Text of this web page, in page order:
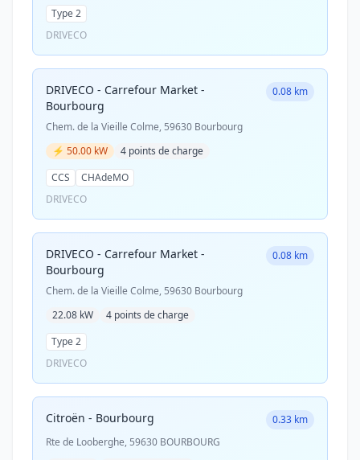
Type 2
DRIVECO
DRIVECO - Carrefour Market -
Bourbourg
0.08 km
Chem. de la Vieille Colme, 59630 Bourbourg
⚡ 50.00 kW
4 points de charge
CCS
CHAdeMO
DRIVECO
DRIVECO - Carrefour Market -
Bourbourg
0.08 km
Chem. de la Vieille Colme, 59630 Bourbourg
22.08 kW
4 points de charge
Type 2
DRIVECO
Citroën - Bourbourg
0.33 km
Rte de Looberghe, 59630 BOURBOURG